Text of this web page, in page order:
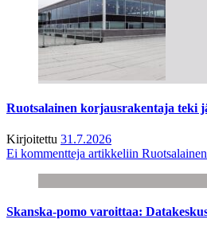
Ruotsalainen korjausrakentaja teki
Kirjoitettu 31.7.2026
Ei kommentteja artikkeliin
Skanska-pomo varoittaa: